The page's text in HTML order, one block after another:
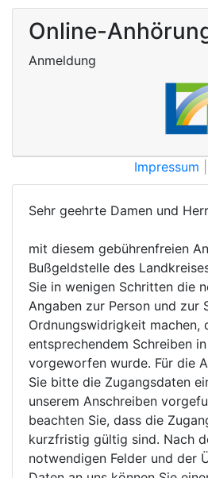
Online-
Anmeldung
Impressum
Sehr geehrte Damen und
mit diesem gebührenfreien
Bußgeldstelle des
Sie in wenigen Schritten die
Angaben zur Person und zur
Ordnungswidrigkeit machen,
entsprechendem Schreiben
vorgeworfen wurde. Für die
Sie bitte die Zugangsdaten
unserem Anschreiben
beachten Sie, dass die
kurzfristig gültig sind. Nach
notwendigen Felder und der